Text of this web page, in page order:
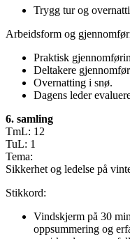
Trygg tur og
Arbeidsform og
Praktisk
Deltakere
Overnatting i snø.
Dagens leder
6. samling
TmL: 12
TuL: 1
Tema:
Sikkerhet og ledelse på
Stikkord:
Vindskjerm på 30
oppsummering og